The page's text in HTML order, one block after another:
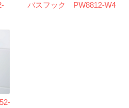
バスフック PW8812-W4